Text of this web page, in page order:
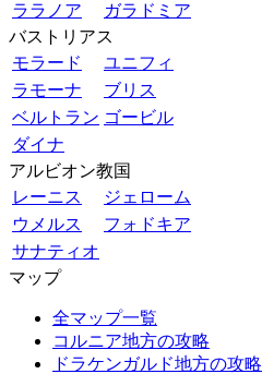
ララノア
ガラドミア
バストリアス
モラード
ユニフィ
ラモーナ
ブリス
ベルトラン ゴービル
ダイナ
アルビオン教国
レーニス
ジェローム
ウメルス
フォドキア
サナティオ
マップ
全マップ一覧
コルニア地方の攻略
ドラケンガルド地方の攻略